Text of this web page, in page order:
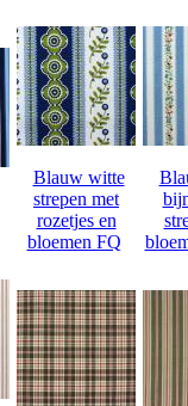
Blauw witte
strepen met
rozetjes en
bloemen FQ